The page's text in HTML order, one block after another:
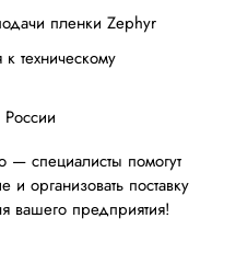
пленки Zephyr
техническому
России
— специалисты помогут
организовать поставку
вашего предприятия!